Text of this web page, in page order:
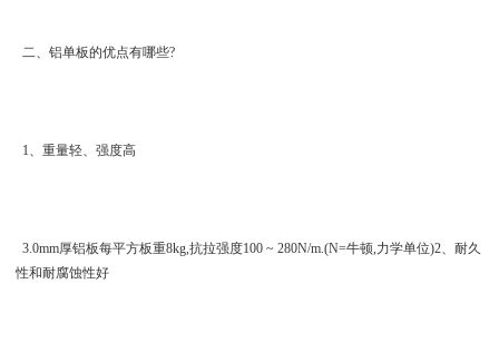
二、铝单板的优点有哪些?
1、重量轻、强度高
3.0mm厚铝板每平方板重8kg,抗拉强度100 ~ 280N/m.(N=牛顿,力学单位)2、耐久
性和耐腐蚀性好